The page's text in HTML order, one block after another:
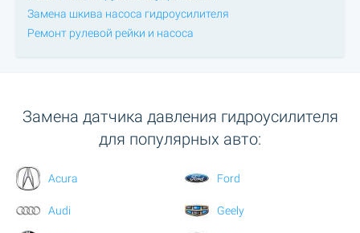
Замена шкива насоса гидроусилителя
Ремонт рулевой рейки и насоса
Замена датчика давления гидроусилителя
для популярных авто:
Acura
Audi
Ford
Geely